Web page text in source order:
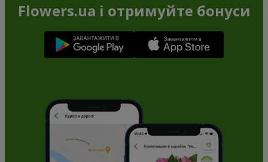
Flowers.ua і отримуйте бонуси